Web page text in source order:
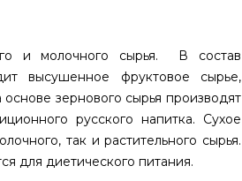
и молочного сырья. В состав
высушенное фруктовое сырье,
зернового сырья производят
русского напитка. Сухое
так и растительного сырья.
для диетического питания.